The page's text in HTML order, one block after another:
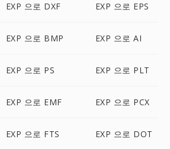
EXP 으로 DXF EXP 으로 EPS
EXP 으로 BMP EXP 으로 AI
EXP 으로 PS EXP 으로 PLT
EXP 으로 EMF EXP 으로 PCX
EXP 으로 FTS EXP 으로 DOT